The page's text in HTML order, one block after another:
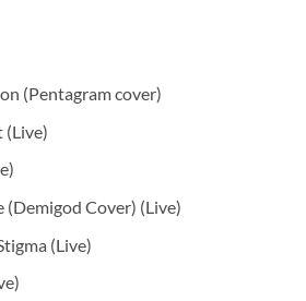
(Pentagram cover)
(Live)
(Demigod Cover) (Live)
(Live)